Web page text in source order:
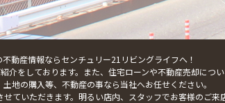
動産情報ならセンチュリー21リビングライフへ！
をしております。また、住宅ローンや不動産売却につい
地の購入等、不動産の事なら当社へお任せください。
ていただきます。明るい店内、スタッフでお客様のご来